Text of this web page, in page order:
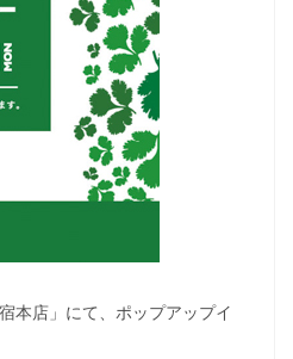
本店」にて、ポップアップイ